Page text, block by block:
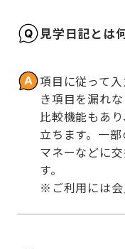
見学日記とは
項目に従って
き項目を漏れ
比較機能もあ
立ちます。一
マネーなどに
す。
※ご利用には